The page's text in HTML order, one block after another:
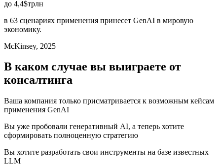
до 4,4$трлн
в 63 сценариях применения принесет GenAI в мировую
экономику.
McKinsey, 2025
В каком случае вы выиграете от
консалтинга
Ваша компания только присматривается к возможным кейсам
применения GenAI
Вы уже пробовали генеративный AI, а теперь хотите
сформировать полноценную стратегию
Вы хотите разработать свои инструменты на базе известных
LLM